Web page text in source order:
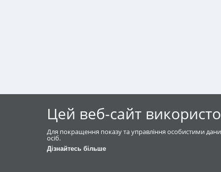
Цей веб-сайт
Для покращення показу та управління особистими
осіб.
Дізнайтесь більше